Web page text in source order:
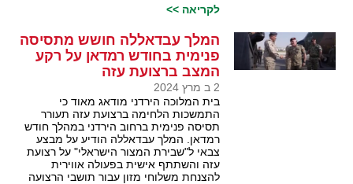
לקריאה >>
המלך עבדאללה חושש מתסיסה
פנימית בחודש רמדאן על רקע
המצב ברצועת עזה
2 ב מרץ 2024
בית המלוכה הירדני מודאג מאוד כי
התמשכות הלחימה ברצועת עזה תעורר
תסיסה פנימית ברחוב הירדני במהלך חודש
רמדאן. המלך עבדאללה הודיע על מבצע
צבאי ל"שבירת המצור הישראלי" על רצועת
עזה והשתתף אישית בפעולה אווירית
להצנחת משלוחי מזון עבור תושבי הרצועה